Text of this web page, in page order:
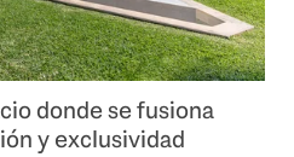
donde se fusiona
y exclusividad